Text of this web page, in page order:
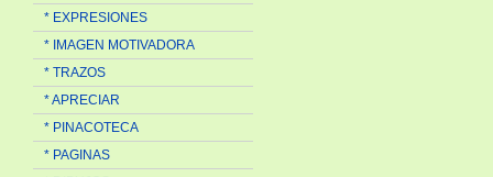
* EXPRESIONES
* IMAGEN MOTIVADORA
* TRAZOS
* APRECIAR
* PINACOTECA
* PAGINAS